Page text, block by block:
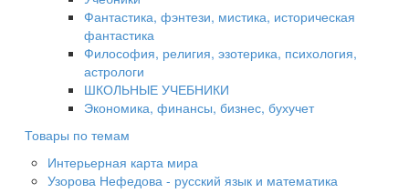
Фантастика, фэнтези, мистика, историческая
фантастика
Философия, религия, эзотерика, психология,
астрологи
ШКОЛЬНЫЕ УЧЕБНИКИ
Экономика, финансы, бизнес, бухучет
Товары по темам
Интерьерная карта мира
Узорова Нефедова - русский язык и математика